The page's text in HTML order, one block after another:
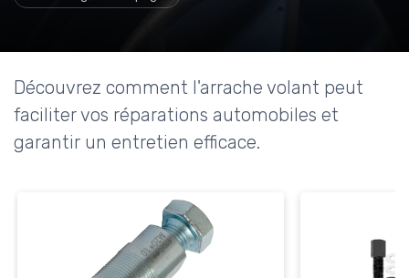
Découvrez comment l'arrache volant peut
faciliter vos réparations automobiles et
garantir un entretien efficace.